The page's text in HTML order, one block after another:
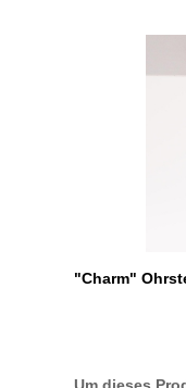
"Charm"
Um dieses